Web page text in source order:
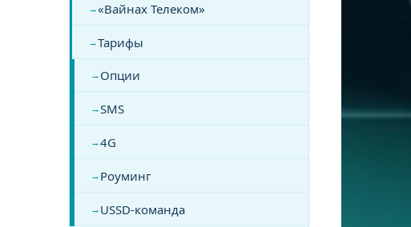
«Вайнах Телеком»
Тарифы
Опции
SMS
4G
Роуминг
USSD-команда